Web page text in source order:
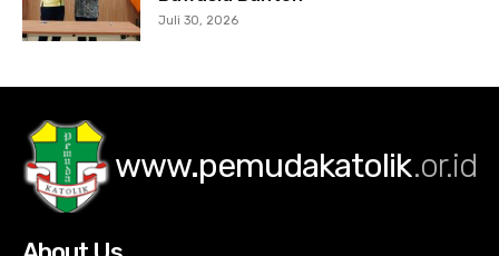
Juli 30, 2026
www.pemudakatolik.or.id